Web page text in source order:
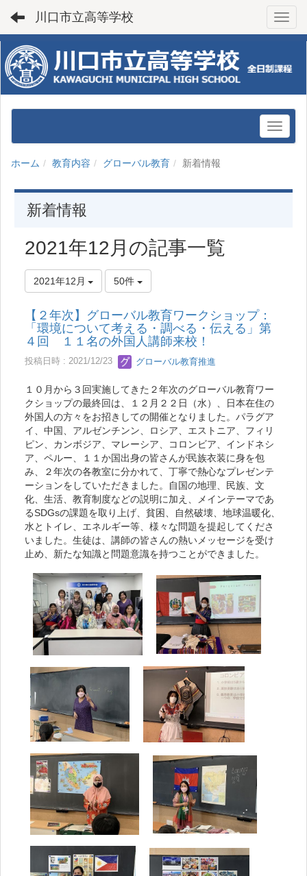
川口市立高等学校
ホーム 教育内容 グローバル教育 新着情報
新着情報
2021年12月の記事一覧
2021年12月 50件
【２年次】グローバル教育ワークショップ：
「環境について考える・調べる・伝える」第
４回 １１名の外国人講師来校！
投稿日時 : 2021/12/23 グローバル教育推進
１０月から３回実施してきた２年次のグローバル教育ワー
クショップの最終回は、１２月２２日（水）、日本在住の
外国人の方々をお招きしての開催となりました。パラグア
イ、中国、アルゼンチンン、ロシア、エストニア、フィリ
ピン、カンボジア、マレーシア、コロンビア、インドネシ
ア、ペルー、１１か国出身の皆さんが民族衣装に身を包
み、２年次の各教室に分かれて、丁寧で熱心なプレゼンテ
ーションをしていただきました。自国の地理、民族、文
化、生活、教育制度などの説明に加え、メインテーマであ
るSDGsの課題を取り上げ、貧困、自然破壊、地球温暖化、
水とトイレ、エネルギー等、様々な問題を提起してくださ
いました。生徒は、講師の皆さんの熱いメッセージを受け
止め、新たな知識と問題意識を持つことができました。